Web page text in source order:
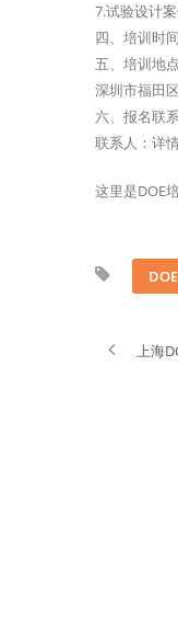
7.试验设计
四、培训时
五、培训地点
深圳市福田
六、报名联
联系人：详
这里是DOE
DOE
上海